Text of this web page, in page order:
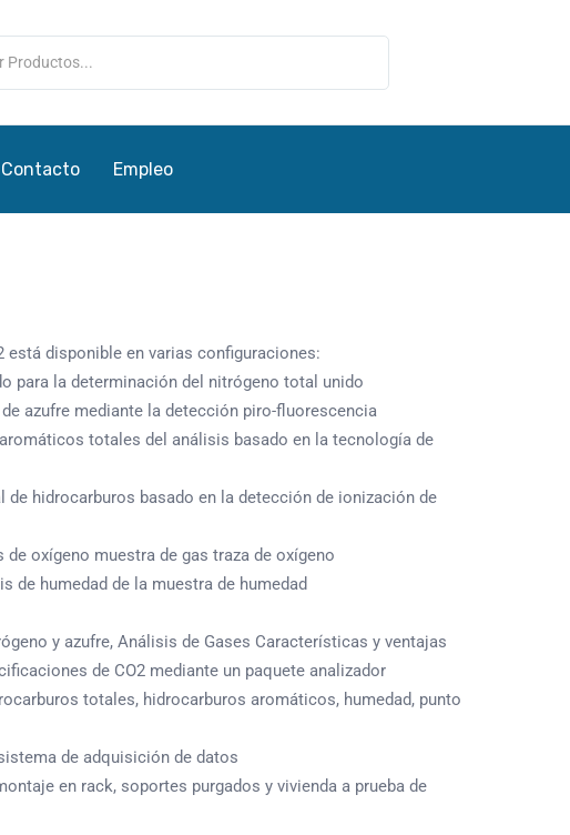
Contacto Empleo
está disponible en varias configuraciones:
para la determinación del nitrógeno total unido
azufre mediante la detección piro-fluorescencia
totales del análisis basado en la tecnología de
de hidrocarburos basado en la detección de ionización de
de oxígeno muestra de gas traza de oxígeno
de humedad de la muestra de humedad
y azufre, Análisis de Gases Características y ventajas
de CO2 mediante un paquete analizador
totales, hidrocarburos aromáticos, humedad, punto
de adquisición de datos
en rack, soportes purgados y vivienda a prueba de